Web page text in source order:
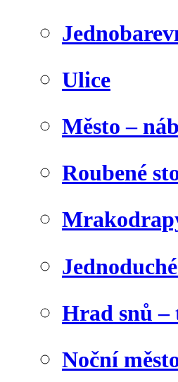
Ulice
Město –
Roubené
Hrad snů –
Noční